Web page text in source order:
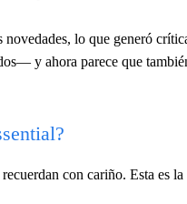
lo que generó
y ahora parece que
con cariño. Esta es